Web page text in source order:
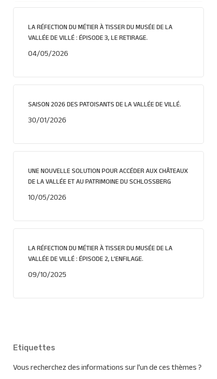
LA RÉFECTION DU MÉTIER À TISSER DU MUSÉE DE LA
VALLÉE DE VILLÉ : ÉPISODE 3, LE RETIRAGE.
04/05/2026
SAISON 2026 DES PATOISANTS DE LA VALLÉE DE VILLÉ.
30/01/2026
UNE NOUVELLE SOLUTION POUR ACCÉDER AUX CHÂTEAUX
DE LA VALLÉE ET AU PATRIMOINE DU SCHLOSSBERG
10/05/2026
LA RÉFECTION DU MÉTIER À TISSER DU MUSÉE DE LA
VALLÉE DE VILLÉ : ÉPISODE 2, L’ENFILAGE.
09/10/2025
Etiquettes
Vous recherchez des informations sur l'un de ces thèmes ?